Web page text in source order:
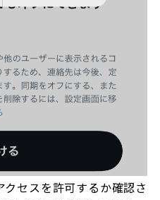
クセスを許可するか確認さ